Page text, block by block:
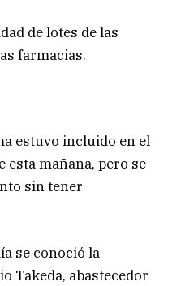
de lotes de las
farmacias.
estuvo incluido en el
esta mañana, pero se
sin tener
se conoció la
Takeda, abastecedor